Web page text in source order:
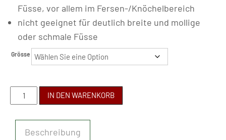
Füsse, vor allem im Fersen-/Knöchelbereich
nicht geeignet für deutlich breite und mollige
oder schmale Füsse
Grösse
BABY
BARE
FEBO
IN DEN WARENKORB
Beschreibung